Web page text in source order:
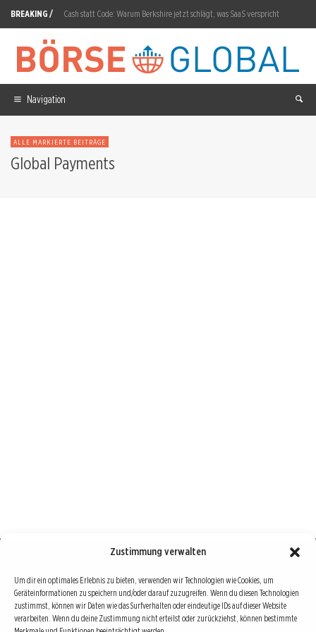
Zustimmung verwalten
Um dir ein optimales Erlebnis zu bieten, verwenden wir Technologien wie Cookies, um
Geräteinformationen zu speichern und/oder darauf zuzugreifen. Wenn du diesen Technologien
zustimmst, können wir Daten wie das Surfverhalten oder eindeutige IDs auf dieser Website
verarbeiten. Wenn du deine Zustimmung nicht erteilst oder zurückziehst, können bestimmte
BREAKING / Cash statt Code: Warum Berkshire jetzt schlägt, was SaaS verspricht
ITM Power Aktie: Grüner Wasserstoff erreicht Evonik
OHB Aktie: Rekordauftrag, Kursverfall
Novo Nordisk Aktie: Wegovy-Pille erreicht fünf Millionen Rezepte
Navigation
ALLE MARKIERTE BEITRÄGE
Global Payments
Börse : lokal, international, global
Erfolgreiche Börsengeschäfte bedingen vor allem drei Dinge: Verlässliche Informationen,
richtige Interpretationen und unabhängige Informationsquellen. Diese drei Bausteine sind